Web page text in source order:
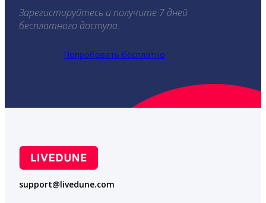
Зарегистируйтесь и получите 7 дней
бесплатного доступа.
Попробовать бесплатно
support@livedune.com